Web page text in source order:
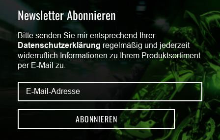
Newsletter Abonnieren
Bitte senden Sie mir entsprechend Ihrer
Datenschutzerklärung regelmäßig und jederzeit
widerruflich Informationen zu Ihrem Produktsortiment
per E-Mail zu.
ABONNIEREN